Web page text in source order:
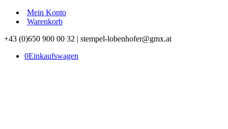
Mein Konto
Warenkorb
+43 (0)650 900 00 32 | stempel-lobenhofer@gmx.at
0Einkaufswagen